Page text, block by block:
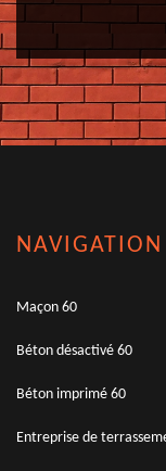
NAVIGATION
Maçon 60
Béton désactivé 60
Béton imprimé 60
Entreprise de